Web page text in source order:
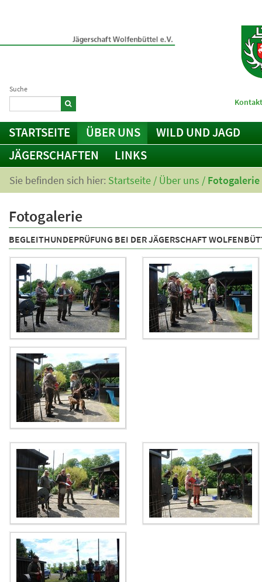
Suche
STARTSEITE ÜBER UNS
WILD UND JAGD
JÄGERSCHAFTEN
LINKS
Sie befinden sich hier: Startseite / Über uns / Fotogalerie
Fotogalerie
BEGLEITHUNDEPRÜFUNG BEI DER JÄGERSCHAFT